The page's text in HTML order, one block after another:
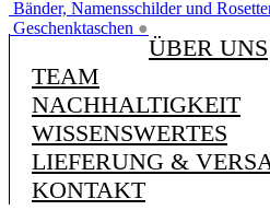
Bänder, Namensschilder und
Geschenktaschen ●
ÜBER UNS
TEAM
NACHHALTIGKEIT
WISSENSWERTES
LIEFERUNG &
KONTAKT